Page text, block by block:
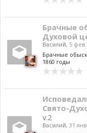
Брачные
Духовой
Василий, 5 фев
Брачные
1860 годы
Свято-
v.2
Василий, 31